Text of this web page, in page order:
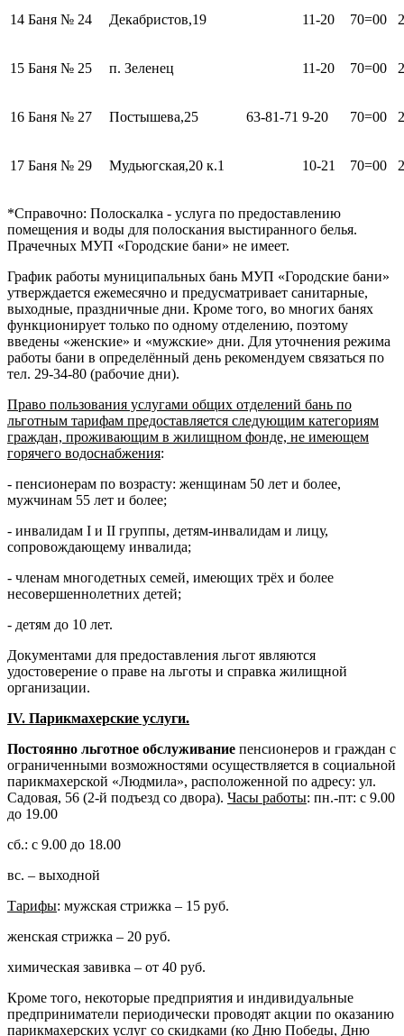
14 Баня № 24 Декабристов,19 11-20 70=00
15 Баня № 25 п. Зеленец 11-20 70=00
16 Баня № 27 Постышева,25 63-81-71 9-20 70=00
17 Баня № 29 Мудьюгская,20 к.1 10-21 70=00
*Справочно: Полоскалка - услуга по предоставлению
помещения и воды для полоскания выстиранного белья.
Прачечных МУП «Городские бани» не имеет.
График работы муниципальных бань МУП «Городские бани»
утверждается ежемесячно и предусматривает санитарные,
выходные, праздничные дни. Кроме того, во многих банях
функционирует только по одному отделению, поэтому
введены «женские» и «мужские» дни. Для уточнения режима
работы бани в определённый день рекомендуем связаться по
тел. 29-34-80 (рабочие дни).
Право пользования услугами общих отделений бань по
льготным тарифам предоставляется следующим категориям
граждан, проживающим в жилищном фонде, не имеющем
горячего водоснабжения:
- пенсионерам по возрасту: женщинам 50 лет и более,
мужчинам 55 лет и более;
- инвалидам I и II группы, детям-инвалидам и лицу,
сопровождающему инвалида;
- членам многодетных семей, имеющих трёх и более
несовершеннолетних детей;
- детям до 10 лет.
Документами для предоставления льгот являются
удостоверение о праве на льготы и справка жилищной
организации.
IV. Парикмахерские услуги.
Постоянно льготное обслуживание пенсионеров и граждан с
ограниченными возможностями осуществляется в социальной
парикмахерской «Людмила», расположенной по адресу: ул.
Садовая, 56 (2-й подъезд со двора). Часы работы: пн.-пт: с 9.00
до 19.00
сб.: с 9.00 до 18.00
вс. – выходной
Тарифы: мужская стрижка – 15 руб.
женская стрижка – 20 руб.
химическая завивка – от 40 руб.
Кроме того, некоторые предприятия и индивидуальные
предприниматели периодически проводят акции по оказанию
парикмахерских услуг со скидками (ко Дню Победы, Дню